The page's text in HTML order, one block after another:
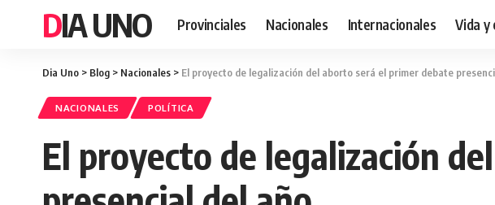
DIA UNO Provinciales Nacionales Internacionales Vida y
Dia Uno > Blog > Nacionales > El proyecto de legalización del aborto será el primer debate
NACIONALES POLÍTICA
El proyecto de legalización